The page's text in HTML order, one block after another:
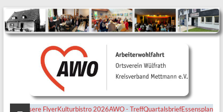
Unsere FlyerKulturbistro 2026AWO - TreffQuartalsbriefEssensplan
Menü